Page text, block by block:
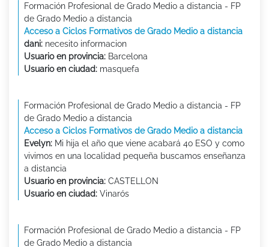
Formación Profesional de Grado Medio a distancia - FP
de Grado Medio a distancia
Acceso a Ciclos Formativos de Grado Medio a distancia
dani: necesito informacion
Usuario en provincia: Barcelona
Usuario en ciudad: masquefa
Formación Profesional de Grado Medio a distancia - FP
de Grado Medio a distancia
Acceso a Ciclos Formativos de Grado Medio a distancia
Evelyn: Mi hija el año que viene acabará 4o ESO y como
vivimos en una localidad pequeña buscamos enseñanza
a distancia
Usuario en provincia: CASTELLON
Usuario en ciudad: Vinarós
Formación Profesional de Grado Medio a distancia - FP
de Grado Medio a distancia